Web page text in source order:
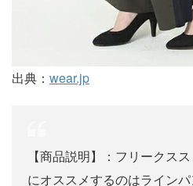
出典： wear.jp
【商品説明】：フリークス
にオススメするのはライン